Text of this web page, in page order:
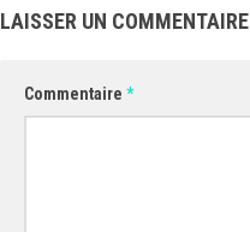
LAISSER UN COMMENTAIRE
Commentaire *